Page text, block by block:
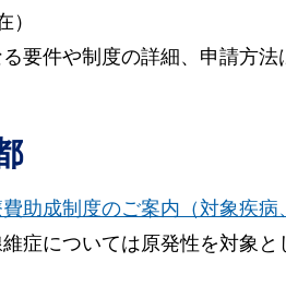
）
要件や制度の詳細、申請方
助成制度のご案内（対象疾
維症については原発性を対象